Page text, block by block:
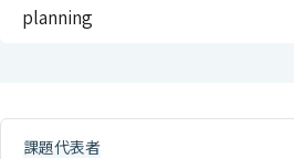
planning
課題代表者